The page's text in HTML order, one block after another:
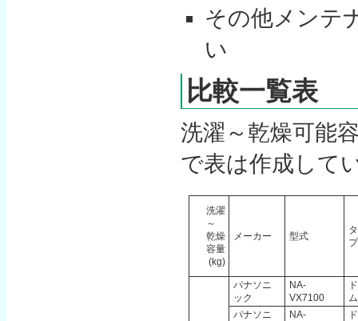
その他メンテ
い
比較一覧表
洗濯～乾燥可能
で表は作成して
洗濯
～
乾燥
容量
(kg)
メーカー 型式
プ
パナソニ
ック
NA-
VX7100
ム
パナソニ
NA-